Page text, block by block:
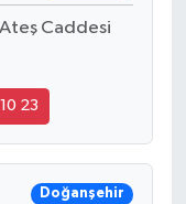
Caddesi
23
Doğanşehir